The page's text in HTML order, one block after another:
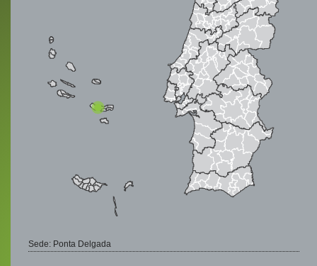
Sede: Ponta Delgada